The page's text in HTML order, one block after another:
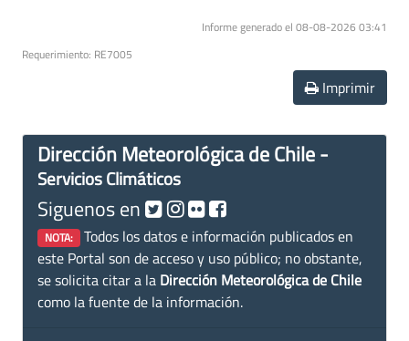
Informe generado el 08-08-2026 03:41
Requerimiento: RE7005
Imprimir
Dirección Meteorológica de Chile -
Servicios Climáticos
Siguenos en
NOTA: Todos los datos e información publicados en
este Portal son de acceso y uso público; no obstante,
se solicita citar a la Dirección Meteorológica de Chile
como la fuente de la información.